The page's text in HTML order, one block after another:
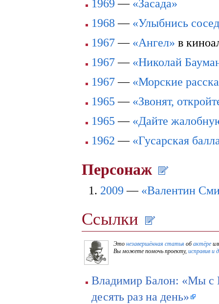
1969 — «Засада»
1968 — «Улыбнись
1967— «Ангел» в
1967— «Николай
1967— «Морские
1965 — «Звонят,
1965 — «Дайте
1962 — «Гусарская
Персонаж
2009 — «Валентин
Ссылки
Это незавершённая статья обактёре
Вы можете помочь проекту, исправив и
Владимир Балон: «Мы с
десять раз на день»